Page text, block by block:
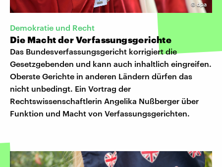
© dpa
Demokratie und Recht
Die Macht der Verfassungsgerichte
Das Bundesverfassungsgericht korrigiert die
Gesetzgebenden und kann auch inhaltlich eingreifen.
Oberste Gerichte in anderen Ländern dürfen das
nicht unbedingt. Ein Vortrag der
Rechtswissenschaftlerin Angelika Nußberger über
Funktion und Macht von Verfassungsgerichten.